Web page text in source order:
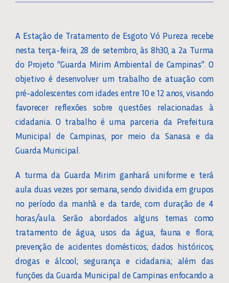
A Estação de Tratamento de Esgoto Vó Pureza recebe
nesta terça-feira, 28 de setembro, às 8h30, a 2a Turma
do Projeto “Guarda Mirim Ambiental de Campinas”. O
objetivo é desenvolver um trabalho de atuação com
pré-adolescentes com idades entre 10 e 12 anos, visando
favorecer reflexões sobre questões relacionadas à
cidadania. O trabalho é uma parceria da Prefeitura
Municipal de Campinas, por meio da Sanasa e da
Guarda Municipal.
A turma da Guarda Mirim ganhará uniforme e terá
aula duas vezes por semana, sendo dividida em grupos
no período da manhã e da tarde, com duração de 4
horas/aula. Serão abordados alguns temas como
tratamento de água, usos da água, fauna e flora;
prevenção de acidentes domésticos; dados históricos;
drogas e álcool; segurança e cidadania; além das
funções da Guarda Municipal de Campinas enfocando a